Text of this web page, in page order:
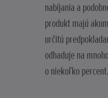
nabíjania a
produkt majú
určitú
odhaduje na
o niekoľko percent.